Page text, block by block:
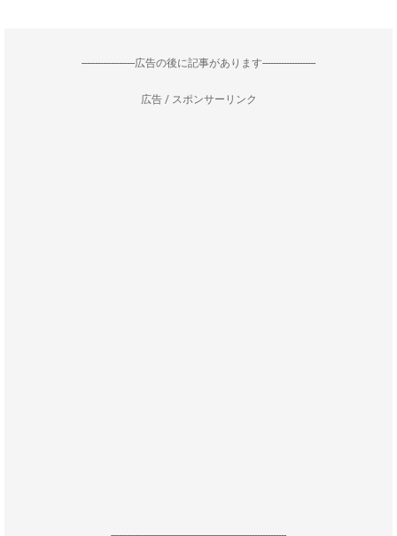
--------------------広告の後に記事があります--------------------
広告 / スポンサーリンク